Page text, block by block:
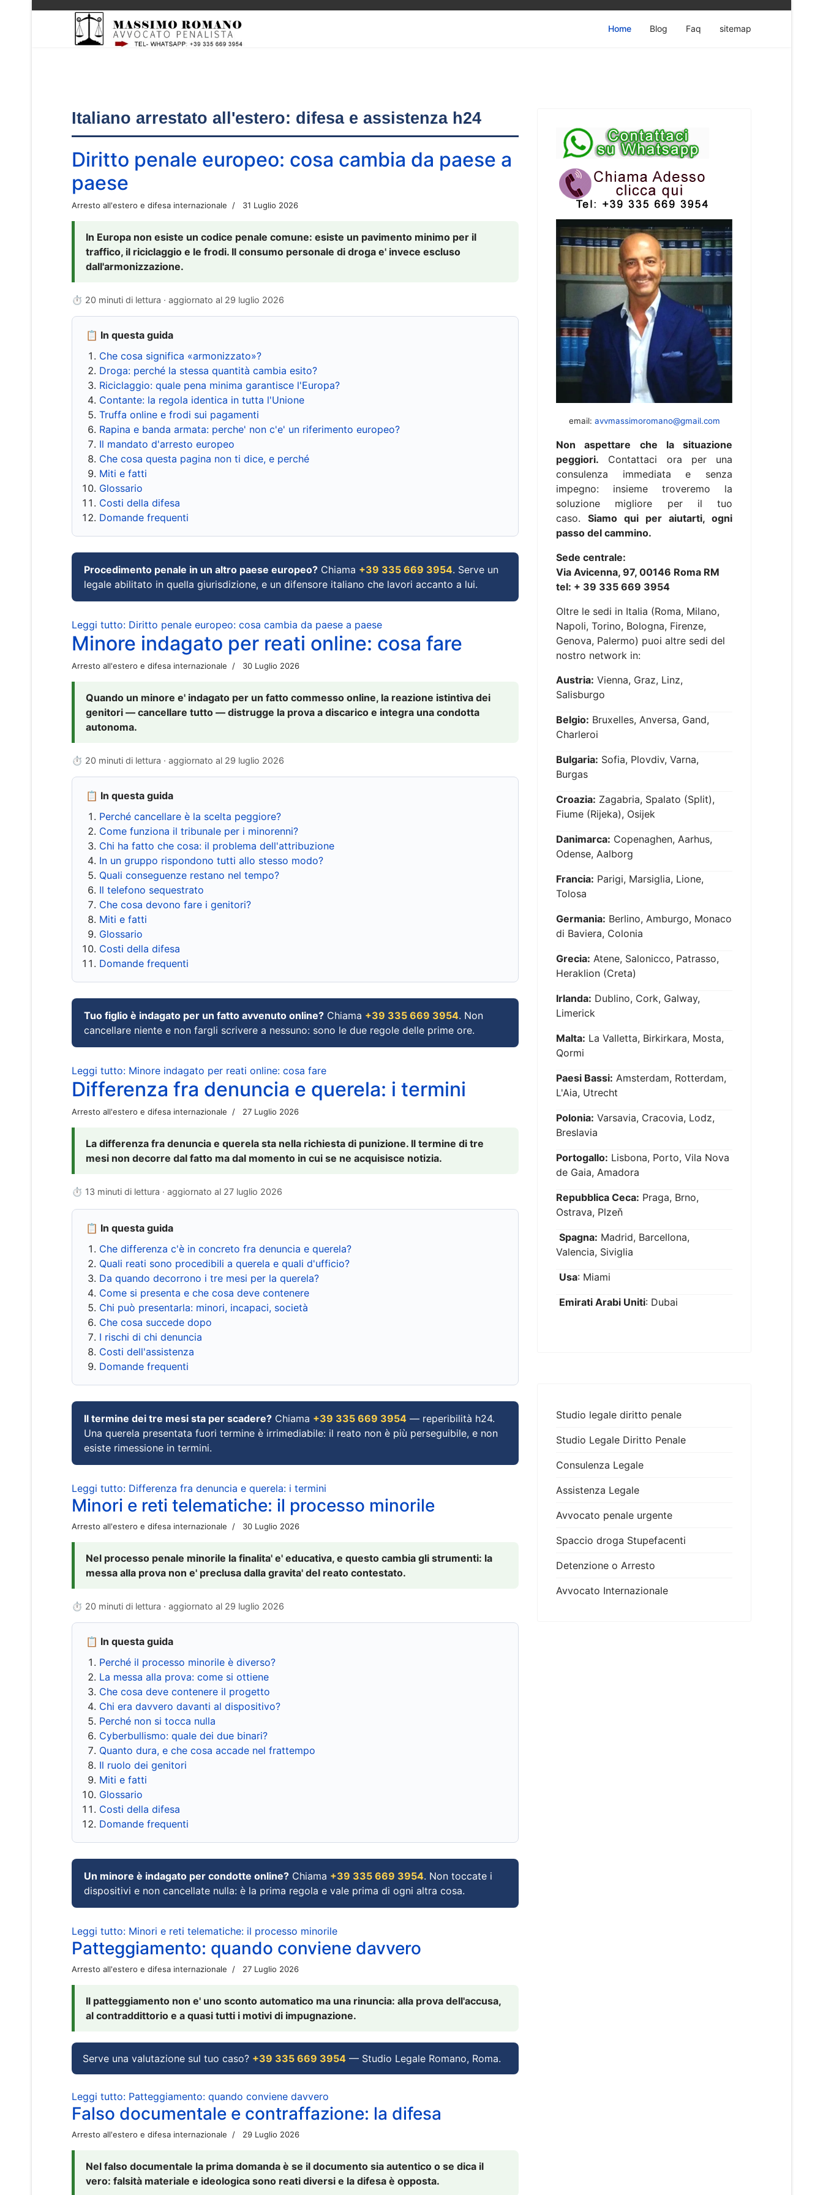
Home Blog Faq sitemap
Italiano arrestato all'estero: difesa e assistenza h24
Diritto penale europeo: cosa cambia da paese a
paese
Arresto all'estero e difesa internazionale 31 Luglio 2026
In Europa non esiste un codice penale comune: esiste un pavimento minimo per il
traffico, il riciclaggio e le frodi. Il consumo personale di droga e' invece escluso
dall'armonizzazione.
⏱ 20 minuti di lettura · aggiornato al 29 luglio 2026
📋 In questa guida
Che cosa significa «armonizzato»?
Droga: perché la stessa quantità cambia esito?
Riciclaggio: quale pena minima garantisce l'Europa?
Contante: la regola identica in tutta l'Unione
Truffa online e frodi sui pagamenti
Rapina e banda armata: perche' non c'e' un riferimento europeo?
Il mandato d'arresto europeo
Che cosa questa pagina non ti dice, e perché
Miti e fatti
Glossario
Costi della difesa
Domande frequenti
Procedimento penale in un altro paese europeo? Chiama +39 335 669 3954. Serve un
legale abilitato in quella giurisdizione, e un difensore italiano che lavori accanto a lui.
Leggi tutto: Diritto penale europeo: cosa cambia da paese a paese
Minore indagato per reati online: cosa fare
Arresto all'estero e difesa internazionale 30 Luglio 2026
Quando un minore e' indagato per un fatto commesso online, la reazione istintiva dei
genitori — cancellare tutto — distrugge la prova a discarico e integra una condotta
autonoma.
⏱ 20 minuti di lettura · aggiornato al 29 luglio 2026
📋 In questa guida
Perché cancellare è la scelta peggiore?
Come funziona il tribunale per i minorenni?
Chi ha fatto che cosa: il problema dell'attribuzione
In un gruppo rispondono tutti allo stesso modo?
Quali conseguenze restano nel tempo?
Il telefono sequestrato
Che cosa devono fare i genitori?
Miti e fatti
Glossario
Costi della difesa
Domande frequenti
Tuo figlio è indagato per un fatto avvenuto online? Chiama +39 335 669 3954. Non
cancellare niente e non fargli scrivere a nessuno: sono le due regole delle prime ore.
Leggi tutto: Minore indagato per reati online: cosa fare
Differenza fra denuncia e querela: i termini
Arresto all'estero e difesa internazionale 27 Luglio 2026
La differenza fra denuncia e querela sta nella richiesta di punizione. Il termine di tre
mesi non decorre dal fatto ma dal momento in cui se ne acquisisce notizia.
⏱ 13 minuti di lettura · aggiornato al 27 luglio 2026
📋 In questa guida
Che differenza c'è in concreto fra denuncia e querela?
Quali reati sono procedibili a querela e quali d'ufficio?
Da quando decorrono i tre mesi per la querela?
Come si presenta e che cosa deve contenere
Chi può presentarla: minori, incapaci, società
Che cosa succede dopo
I rischi di chi denuncia
Costi dell'assistenza
Domande frequenti
Il termine dei tre mesi sta per scadere? Chiama +39 335 669 3954 — reperibilità h24.
Una querela presentata fuori termine è irrimediabile: il reato non è più perseguibile, e non
esiste rimessione in termini.
Leggi tutto: Differenza fra denuncia e querela: i termini
Minori e reti telematiche: il processo minorile
Arresto all'estero e difesa internazionale 30 Luglio 2026
Nel processo penale minorile la finalita' e' educativa, e questo cambia gli strumenti: la
messa alla prova non e' preclusa dalla gravita' del reato contestato.
⏱ 20 minuti di lettura · aggiornato al 29 luglio 2026
📋 In questa guida
Perché il processo minorile è diverso?
La messa alla prova: come si ottiene
Che cosa deve contenere il progetto
Chi era davvero davanti al dispositivo?
Perché non si tocca nulla
Cyberbullismo: quale dei due binari?
Quanto dura, e che cosa accade nel frattempo
Il ruolo dei genitori
Miti e fatti
Glossario
Costi della difesa
Domande frequenti
Un minore è indagato per condotte online? Chiama +39 335 669 3954. Non toccate i
dispositivi e non cancellate nulla: è la prima regola e vale prima di ogni altra cosa.
Leggi tutto: Minori e reti telematiche: il processo minorile
Patteggiamento: quando conviene davvero
Arresto all'estero e difesa internazionale 27 Luglio 2026
Il patteggiamento non e' uno sconto automatico ma una rinuncia: alla prova dell'accusa,
al contraddittorio e a quasi tutti i motivi di impugnazione.
Serve una valutazione sul tuo caso? +39 335 669 3954 — Studio Legale Romano, Roma.
Leggi tutto: Patteggiamento: quando conviene davvero
Falso documentale e contraffazione: la difesa
Arresto all'estero e difesa internazionale 29 Luglio 2026
Nel falso documentale la prima domanda è se il documento sia autentico o se dica il
vero: falsità materiale e ideologica sono reati diversi e la difesa è opposta.
email: avvmassimoromano@gmail.com
Non aspettare che la situazione
peggiori. Contattaci ora per una
consulenza immediata e senza
impegno: insieme troveremo la
soluzione migliore per il tuo
caso. Siamo qui per aiutarti, ogni
passo del cammino.
Sede centrale:
Via Avicenna, 97, 00146 Roma RM
tel: + 39 335 669 3954
Oltre le sedi in Italia (Roma, Milano,
Napoli, Torino, Bologna, Firenze,
Genova, Palermo) puoi altre sedi del
nostro network in:
Austria: Vienna, Graz, Linz,
Salisburgo
Belgio: Bruxelles, Anversa, Gand,
Charleroi
Bulgaria: Sofia, Plovdiv, Varna,
Burgas
Croazia: Zagabria, Spalato (Split),
Fiume (Rijeka), Osijek
Danimarca: Copenaghen, Aarhus,
Odense, Aalborg
Francia: Parigi, Marsiglia, Lione,
Tolosa
Germania: Berlino, Amburgo, Monaco
di Baviera, Colonia
Grecia: Atene, Salonicco, Patrasso,
Heraklion (Creta)
Irlanda: Dublino, Cork, Galway,
Limerick
Malta: La Valletta, Birkirkara, Mosta,
Qormi
Paesi Bassi: Amsterdam, Rotterdam,
L'Aia, Utrecht
Polonia: Varsavia, Cracovia, Lodz,
Breslavia
Portogallo: Lisbona, Porto, Vila Nova
de Gaia, Amadora
Repubblica Ceca: Praga, Brno,
Ostrava, Plzeň
Spagna: Madrid, Barcellona,
Valencia, Siviglia
Usa: Miami
Emirati Arabi Uniti: Dubai
Studio legale diritto penale
Studio Legale Diritto Penale
Consulenza Legale
Assistenza Legale
Avvocato penale urgente
Spaccio droga Stupefacenti
Detenzione o Arresto
Avvocato Internazionale